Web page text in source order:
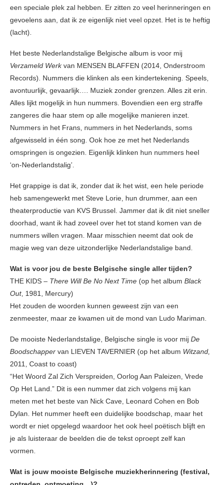
een speciale plek zal hebben. Er zitten zo veel herinneringen en
gevoelens aan, dat ik ze eigenlijk niet veel opzet. Het is te heftig
(lacht).
Het beste Nederlandstalige Belgische album is voor mij
Verzameld Werkvan MENSEN BLAFFEN (2014, Onderstroom
Records). Nummers die klinken als een kindertekening. Speels,
avontuurlijk, gevaarlijk…. Muziek zonder grenzen. Alles zit erin.
Alles lijkt mogelijk in hun nummers. Bovendien een erg straffe
zangeres die haar stem op alle mogelijke manieren inzet.
Nummers in het Frans, nummers in het Nederlands, soms
afgewisseld in één song. Ook hoe ze met het Nederlands
omspringen is ongezien. Eigenlijk klinken hun nummers heel
‘on-Nederlandstalig’.
Het grappige is dat ik, zonder dat ik het wist, een hele periode
heb samengewerkt met Steve Lorie, hun drummer, aan een
theaterproductie van KVS Brussel. Jammer dat ik dit niet sneller
doorhad, want ik had zoveel over het tot stand komen van de
nummers willen vragen. Maar misschien neemt dat ook de
magie weg van deze uitzonderlijke Nederlandstalige band.
Wat is voor jou de beste Belgische single aller tijden?
THE KIDS – There Will Be No Next Time (op het album Black
Out, 1981, Mercury)
Het zouden de woorden kunnen geweest zijn van een
zenmeester, maar ze kwamen uit de mond van Ludo Mariman.
De mooiste Nederlandstalige, Belgische single is voor mij De
Boodschapper van LIEVEN TAVERNIER (op het album Witzand,
2011, Coast to coast)
“Het Woord Zal Zich Verspreiden, Oorlog Aan Paleizen, Vrede
Op Het Land.” Dit is een nummer dat zich volgens mij kan
meten met het beste van Nick Cave, Leonard Cohen en Bob
Dylan. Het nummer heeft een duidelijke boodschap, maar het
wordt er niet opgelegd waardoor het ook heel poëtisch blijft en
je als luisteraar de beelden die de tekst oproept zelf kan
vormen.
Wat is jouw mooiste Belgische muziekherinnering (festival,